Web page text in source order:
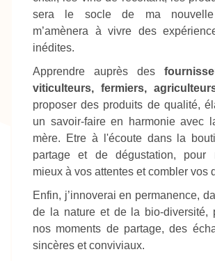
sera le socle de ma
m’amènera à vivre des
inédites.
Apprendre auprès des
viticulteurs, fermiers,
proposer des produits de qualité,
un savoir-faire en harmonie avec
mère. Etre à l'écoute dans la
partage et de dégustation, pour
mieux à vos attentes et combler vos
Enfin, j’innoverai en permanence,
de la nature et de la bio-diversité,
nos moments de partage, des
sincères et conviviaux.